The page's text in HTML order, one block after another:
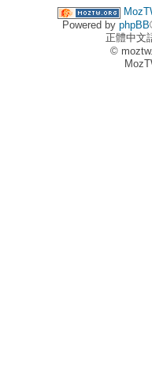
Powered by phpBB
正體中文
©